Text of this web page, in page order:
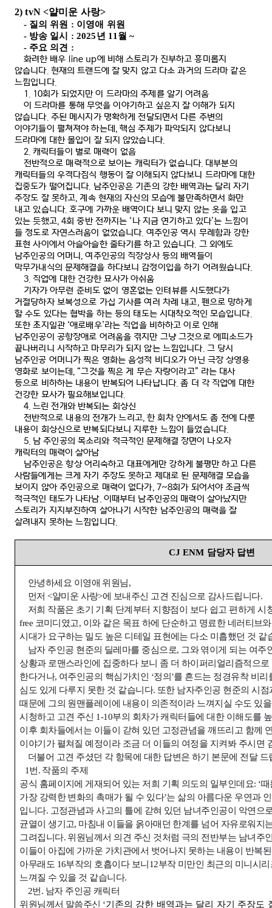
2) tvN <얄미운 사랑>
- 질의 위원 : 이영애 위원
- 방송 일시 : 2025년 11 월 ~
- 주요 의견 :
화려한 배우 line up에 비해 스토리가 진부하고 흥미롭지
않습니다. 현재의 트랜드에 잘 맞지 않고 다소 과거의 드라마 같은
느낌입니다.
1.
10회가 되었지만 이 드라마의 주제를 알기 어려움
이 드라마를 통해 무엇을 이야기하고 싶은지 잘 이해가 되지
않습니다. 주된 메시지가 명확하게 전달되면서 다른 주변의
이야기들이 펼쳐져야 하는데,핵심 주제가 파악되지 않다보니
드라마에 대한 몰입이 잘 되지 않았습니다.
2. 캐릭터들이 별로 매력이 없음
전반적으로 매력적으로 보이는 캐릭터가 없습니다. 대부분의
캐릭터들의 우격다짐식 행동이 잘 이해되지 않다보니 드라마에 대한
집중도가 떨어집니다. 남주인공은 기존의 강한 배역과는 달리 자기
주장도 잘 못하고, 계속 현재의 자신의 모습에 불만족하면서 화만
내고 있습니다.호구에 가까운 배역이다 보니 맞지 않는 옷을 입고
있는 듯했고, 4회 중반 전까지는 ‘나 지금 연기하고 있다’는 느낌이
들 정도로 자연스러움이 없었습니다. 여주인공 역시 무례함과 강한
표현 사이에서 아슬아슬한 줄타기를 하고 있습니다. 그 외에도
남주인공의 어머니,여주인공의 직장상사 등의 배역들이
막무가내식의 문제해결을 하다보니 감정이입을 하기 어려웠습니다.
3. 직업에 대한 건강한 묘사가 아쉬움
기자가 아무런 준비도 없이 영혼없는 인텨뷰를 시도했다가
거절당하자 보복성으로 가십 기사를 여러 차례 내고, 펜으로 망하게
할 수도 있다는 협박을 하는 등의 태도는 시대착오적인 모습입니다.
또한 초지일관 ‘애로배우’라는 직업을 비하하고 이로 인해
남주인공이 공항장애로 어려움을 겪지만 그냥 그것으로 에피소드가
끝나버리니 시작하고 마무리가 되지 않는 느낌입니다. 그 당시
남주인공 어머니가 찍은 영화는 음성적 비디오가 아닌 극장 상영용
영화로 보이는데, “그것을 찍은 게 무슨 자랑이라고” 라는 대사
등으로 비하하는 내용이 반복되어 나타납니다.좀 더 각 직업에 대한
건강한 묘사가 필요해보입니다.
4.느린 전개와 반복되는 회상신
전반적으로 내용의 전개가 느리고,한 회차 안에서도 좀 전에 다룬
내용이 회상신으로 반복되다보니 지루한 느낌이 들었습니다.
5. 남 주인공의 목소리와 적극적인 문제해결 장면이 나오자
캐릭터의 매력이 살아남
남주인공은 항상 어리숙하고 대표에게만 강하게 불평만 하고 다른
사람들에게는 크게 자기 주장도 못하고 제대로 된 문제해결 모습을
보이지 않아 주인공으로 매력이 없다가, 7~8회가 되어서야 조금씩
적극적인 태도가 나타남. 이때부터 남주인공의 매력이 살아났지만
스토리가 지지부진하여 살아나기 시작한 남주인공의 매력을 잘
살려내지 못하는 느낌입니다.
CJ ENM 담당자 답변
안녕하세요 이영애 위원님,
먼저 <얄미운 사랑>에 보내주신 고견 진심으로 감사드립니다.
저희 작품은 초기 기획 단계부터 지향점이 보다 쉽고 편하게 시
free 코미디였고, 이와 같은 목표 하에 단순하고 명료한 네러티브
시대가 요구하는 밀도 높은 디테일 표현에는 다소 미흡했던 것 같
남자 주인공 현준의 딜레마를 중심으로, 그와 엮이게 되는 여주
상황과 로맨스라인에 집중하다 보니 좀 더 하이퍼리얼리즘적으
한다거나, 여주인공의 핵심가치인 ‘정의 ’를 흔드는 정경유착 비리
심도 있게 다루지 못한 것 같습니다. 또한 남자주인공 현준의 시
때문에 그의 원맨플레이에 내용이 의존적이라 느껴지실 수도 있
시청하고 고견 주신 1-10부의 회차가 캐릭터들에 대한 이해도를
이후 회차들에서는 이들이 갇혀 있던 고정관념을 깨뜨리고 함께
이야기가 펼쳐질 예정이라 조금 더 이들의 여정을 지켜봐 주시면
더불어 고견 주셨던 각 항목에 대한 답변은 하기 본문에 전달 드
1번 . 작품의 주제
공식 홈페이지에 게재되어 있는 저희 기획 의도의 일부인데요: ‘
가장 강력한 변화의 촉매가 될 수 있다’는 삶의 아름다운 우연과
입니다. 고정관념과 사고의 틀에 갇혀 있던 남녀주인공이 악연으
균열이 생기고, 마침내 이들을 옭아매던 한계를 넘어 자유로워지
그려집니다. 위원님께서 의견 주신 것처럼 극의 전반부는 남녀주
이들이 아집에 가까운 가치관에서 벗어나지 못하는 내용이 반복
아무래도 16부작의 호흡이다 보니 12부작 미만인 최근의 미니시
느껴질 수 있을 것 같습니다.
2번 . 남자 주인공 캐릭터
위원님께서 말씀주신 ‘기존의 강한 배역과는 달리 자기 주장도